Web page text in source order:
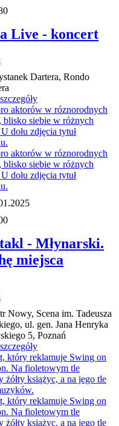
Live - koncert
Dartera, Rondo
- Młynarski.
miejsca
Nowy, Scena im. Tadeusza
ul. gen. Jana Henryka
5, Poznań